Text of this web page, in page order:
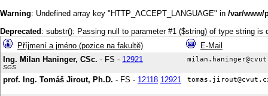
Warning: Undefined array key "HTTP_ACCEPT_LANGUAGE" in /var/www/
Deprecated : substr(): Passing null to parameter #1 ($string) of type string is
Příjmení a jméno (pozice na fakultě)
E-Mail
Ing. Milan Haninger, CSc. - FS - 12921
SGS
prof. Ing. Tomáš Jirout, Ph.D. - FS - 12118 12921